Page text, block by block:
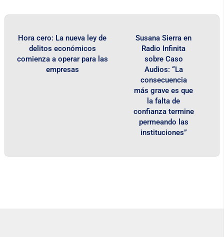
Hora cero: La nueva ley de
delitos económicos
comienza a operar para las
empresas
Susana Sierra en
Radio Infinita
sobre Caso
Audios: “La
consecuencia
más grave es que
la falta de
confianza termine
permeando las
instituciones”